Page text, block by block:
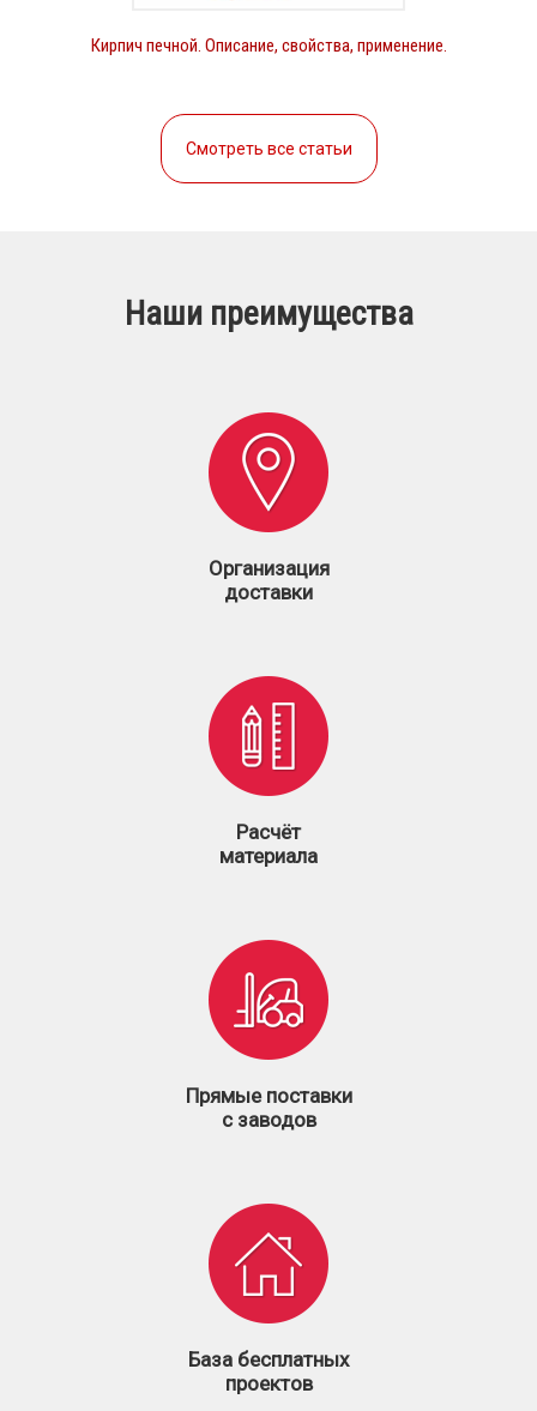
Кирпич печной. Описание, свойства, применение.
Смотреть все статьи
Наши преимущества
Организация
доставки
Расчёт
материала
Прямые поставки
с заводов
База бесплатных
проектов